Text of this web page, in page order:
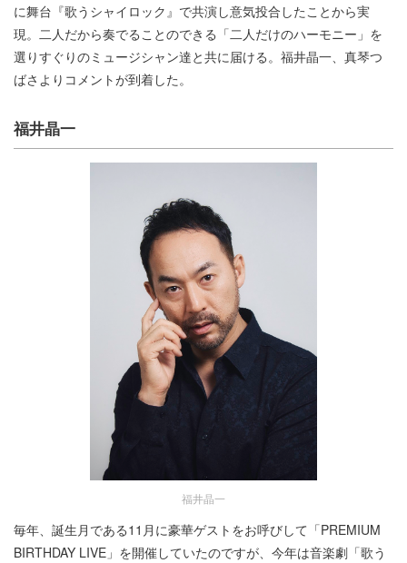
に舞台『歌うシャイロック』で共演し意気投合したことから実
現。二人だから奏でることのできる「二人だけのハーモニー」を
選りすぐりのミュージシャン達と共に届ける。福井晶一、真琴つ
ばさよりコメントが到着した。
福井晶一
福井晶一
毎年、誕生月である11月に豪華ゲストをお呼びして「PREMIUM
BIRTHDAY LIVE」を開催していたのですが、今年は音楽劇「歌う